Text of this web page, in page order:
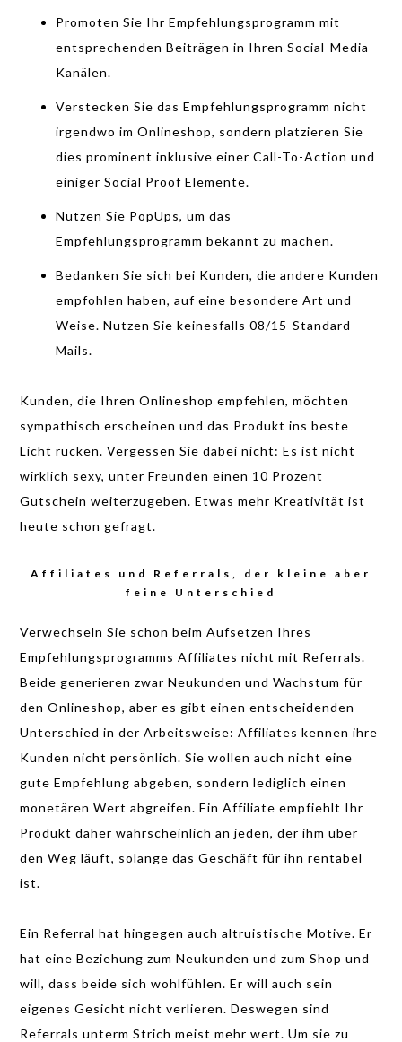
Promoten Sie Ihr Empfehlungsprogramm mit
entsprechenden Beiträgen in Ihren Social-Media-
Kanälen.
Verstecken Sie das Empfehlungsprogramm nicht
irgendwo im Onlineshop, sondern platzieren Sie
dies prominent inklusive einer Call-To-Action und
einiger Social Proof Elemente.
Nutzen Sie PopUps, um das
Empfehlungsprogramm bekannt zu machen.
Bedanken Sie sich bei Kunden, die andere Kunden
empfohlen haben, auf eine besondere Art und
Weise. Nutzen Sie keinesfalls 08/15-Standard-
Mails.
Kunden, die Ihren Onlineshop empfehlen, möchten
sympathisch erscheinen und das Produkt ins beste
Licht rücken. Vergessen Sie dabei nicht: Es ist nicht
wirklich sexy, unter Freunden einen 10 Prozent
Gutschein weiterzugeben. Etwas mehr Kreativität ist
heute schon gefragt.
Affiliates und Referrals, der kleine aber
feine Unterschied
Verwechseln Sie schon beim Aufsetzen Ihres
Empfehlungsprogramms Affiliates nicht mit Referrals.
Beide generieren zwar Neukunden und Wachstum für
den Onlineshop, aber es gibt einen entscheidenden
Unterschied in der Arbeitsweise: Affiliates kennen ihre
Kunden nicht persönlich. Sie wollen auch nicht eine
gute Empfehlung abgeben, sondern lediglich einen
monetären Wert abgreifen. Ein Affiliate empfiehlt Ihr
Produkt daher wahrscheinlich an jeden, der ihm über
den Weg läuft, solange das Geschäft für ihn rentabel
ist.
Ein Referral hat hingegen auch altruistische Motive. Er
hat eine Beziehung zum Neukunden und zum Shop und
will, dass beide sich wohlfühlen. Er will auch sein
eigenes Gesicht nicht verlieren. Deswegen sind
Referrals unterm Strich meist mehr wert. Um sie zu